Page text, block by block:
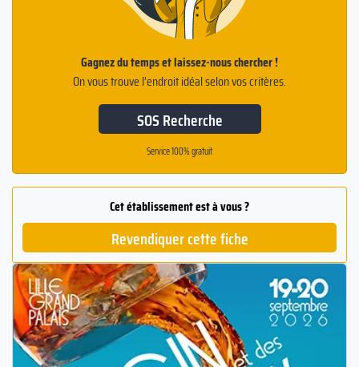
Gagnez du temps et laissez-nous chercher !
On vous trouve l’endroit idéal selon vos critères.
SOS Recherche
Service 100% gratuit
Cet établissement est à vous ?
Revendiquer cette fiche